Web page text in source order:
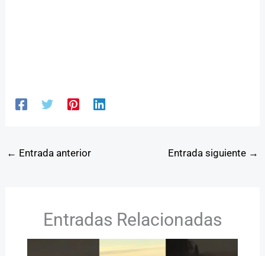
← Entrada anterior Entrada siguiente →
Entradas Relacionadas